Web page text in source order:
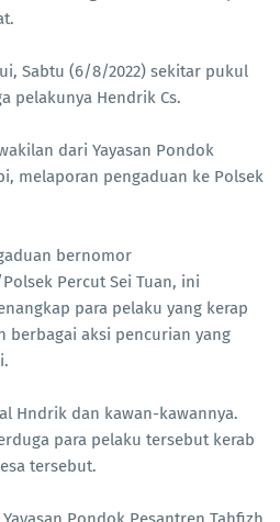
Sabtu (6/8/2022) sekitar pukul
pelakunya Hendrik Cs.
dari Yayasan Pondok
melaporan pengaduan ke Polsek
bernomor
Percut Sei Tuan, ini
para pelaku yang kerap
berbagai aksi pencurian yang
Hndrik dan kawan-kawannya.
para pelaku tersebut kerab
tersebut.